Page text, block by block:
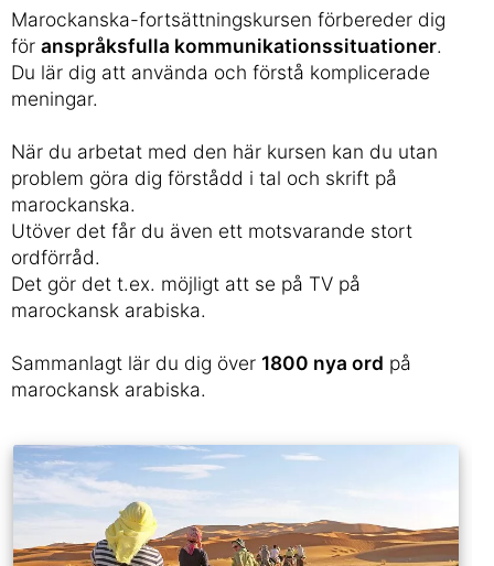
Marockanska-fortsättningskursen förbereder dig
för anspråksfulla kommunikationssituationer.
Du lär dig att använda och förstå komplicerade
meningar.
När du arbetat med den här kursen kan du utan
problem göra dig förstådd i tal och skrift på
marockanska.
Utöver det får du även ett motsvarande stort
ordförråd.
Det gör det t.ex. möjligt att se på TV på
marockansk arabiska.
Sammanlagt lär du dig över 1800 nya ord på
marockansk arabiska.